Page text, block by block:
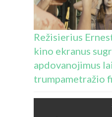
Režisierius
kino ekranus
apdovanojimus
trumpametražio